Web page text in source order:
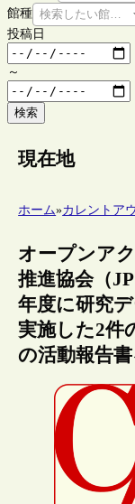
館種 検索したい館種を
投稿日
～
検索
現在地
ホーム»カレントア
オープンア
推進協会（
年度に研究
実施した2件
の活動報告